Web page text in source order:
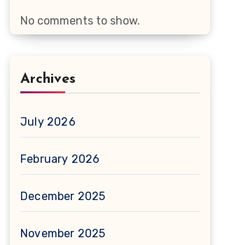
No comments to show.
Archives
July 2026
February 2026
December 2025
November 2025